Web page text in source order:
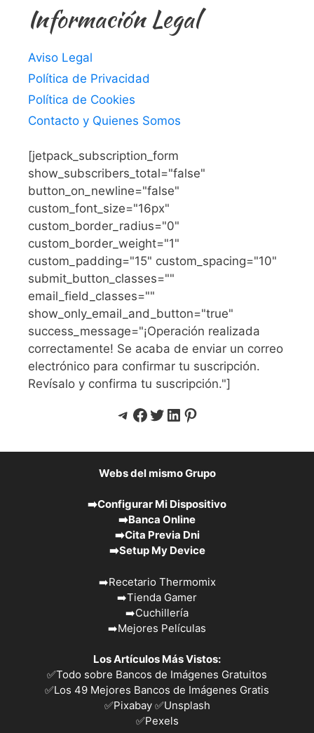
Información Legal
Aviso Legal
Política de Privacidad
Política de Cookies
Contacto y Quienes Somos
[jetpack_subscription_form
show_subscribers_total="false"
button_on_newline="false"
custom_font_size="16px"
custom_border_radius="0"
custom_border_weight="1"
custom_padding="15" custom_spacing="10"
submit_button_classes=""
email_field_classes=""
show_only_email_and_button="true"
success_message="¡Operación realizada
correctamente! Se acaba de enviar un correo
electrónico para confirmar tu suscripción.
Revísalo y confirma tu suscripción."]
Telegram
Facebook
Twitter
LinkedIn
Pinterest
Webs del mismo Grupo
➡️Configurar Mi Dispositivo
➡️Banca Online
➡️Cita Previa Dni
➡️Setup My Device
➡️Recetario Thermomix
➡️Tienda Gamer
➡️Cuchillería
➡️Mejores Películas
Los Artículos Más Vistos:
✅Todo sobre Bancos de Imágenes Gratuitos
✅Los 49 Mejores Bancos de Imágenes Gratis
✅Pixabay ✅Unsplash
✅Pexels